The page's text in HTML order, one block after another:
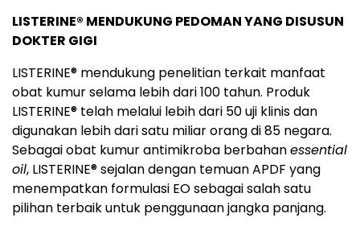
LISTERINE® MENDUKUNG PEDOMAN YANG DISUSUN
DOKTER GIGI
LISTERINE® mendukung penelitian terkait manfaat
obat kumur selama lebih dari 100 tahun. Produk
LISTERINE® telah melalui lebih dari 50 uji klinis dan
digunakan lebih dari satu miliar orang di 85 negara.
Sebagai obat kumur antimikroba berbahanessential
oil, LISTERINE® sejalan dengan temuan APDF yang
menempatkan formulasi EO sebagai salah satu
pilihan terbaik untuk penggunaan jangka panjang.